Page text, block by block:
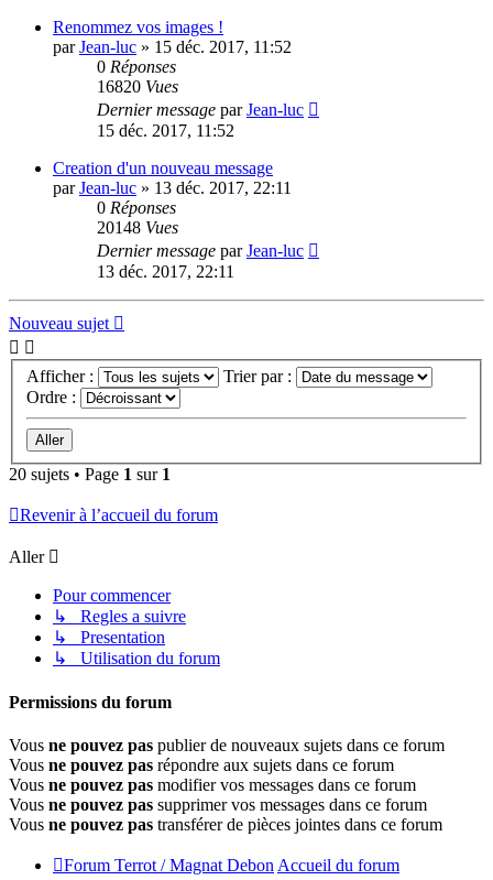
Renommez vos images !
parJean-luc » 15 déc. 2017, 11:52
0 Réponses
16820 Vues
Dernier message parJean-luc
15 déc. 2017, 11:52
Creation d'un nouveau message
parJean-luc » 13 déc. 2017, 22:11
0 Réponses
20148 Vues
Dernier message parJean-luc
13 déc. 2017, 22:11
Nouveau sujet
Afficher :
Trier par :
Ordre :
20 sujets • Page 1 sur 1
Revenir à l’accueil du forum
Aller
Pour commencer
↳ Regles a suivre
↳ Presentation
↳ Utilisation du forum
Permissions du forum
Vous ne pouvez pas publier de nouveaux sujets dans ce forum
Vous ne pouvez pas répondre aux sujets dans ce forum
Vous ne pouvez pas modifier vos messages dans ce forum
Vous ne pouvez pas supprimer vos messages dans ce forum
Vous ne pouvez pas transférer de pièces jointes dans ce forum
Forum Terrot / Magnat Debon Accueil du forum